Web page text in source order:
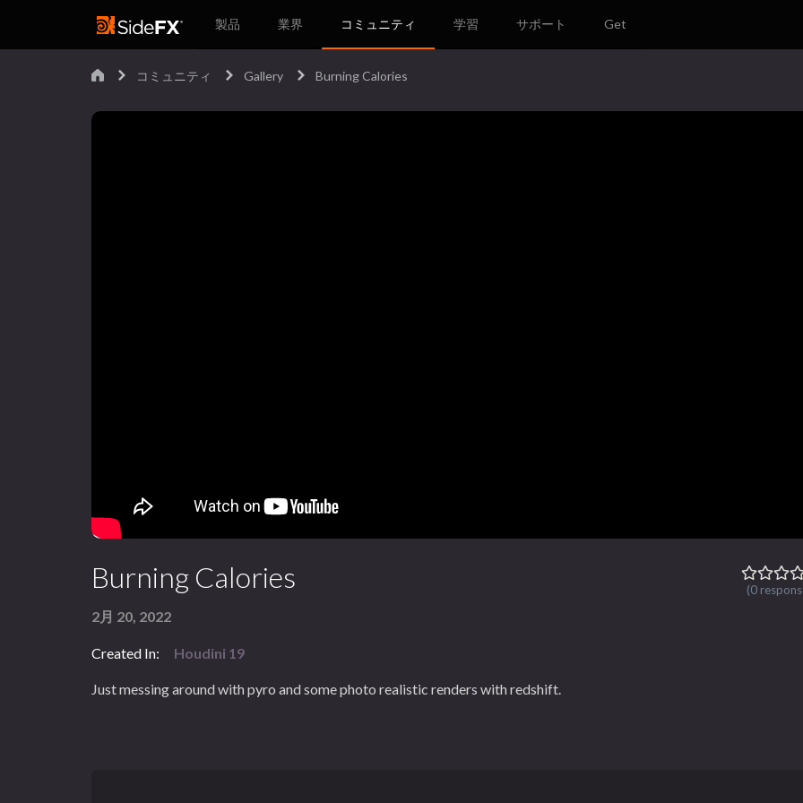
製品 業界 コミュニティ 学習 サポート Get
コミュニティ Gallery Burning Calories
Burning Calories
2月 20, 2022
Created In: Houdini 19
(0
Just messing around with pyro and some photo realistic renders with redshift.